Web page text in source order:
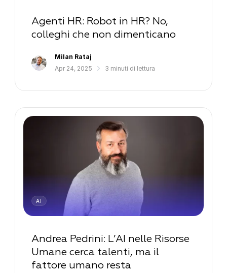
Agenti HR: Robot in HR? No,
colleghi che non dimenticano
Milan Rataj
Apr 24, 2025
3 minuti di lettura
AI
Andrea Pedrini: L’AI nelle Risorse
Umane cerca talenti, ma il
fattore umano resta